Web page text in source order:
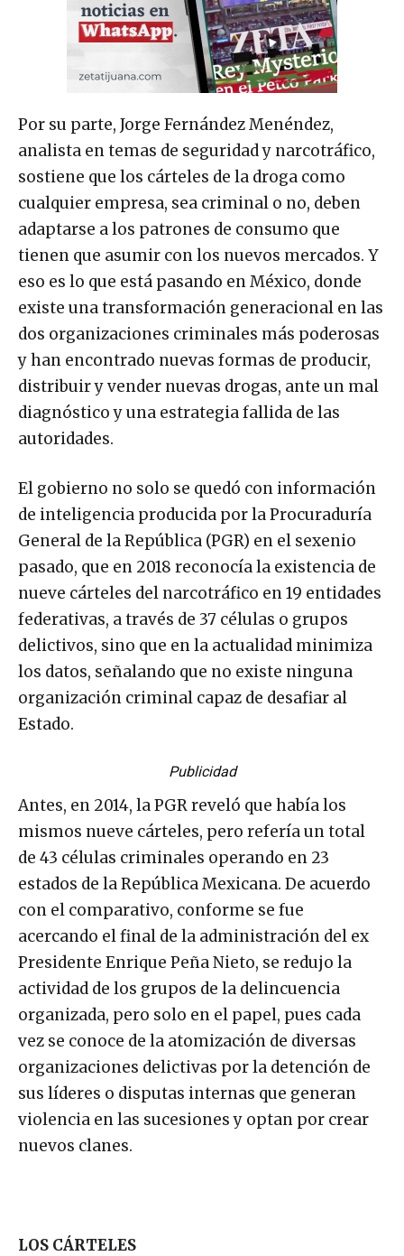
Por su parte, Jorge Fernández Menéndez,
analista en temas de seguridad y narcotráfico,
sostiene que los cárteles de la droga como
cualquier empresa, sea criminal o no, deben
adaptarse a los patrones de consumo que
tienen que asumir con los nuevos mercados. Y
eso es lo que está pasando en México, donde
existe una transformación generacional en las
dos organizaciones criminales más poderosas
y han encontrado nuevas formas de producir,
distribuir y vender nuevas drogas, ante un mal
diagnóstico y una estrategia fallida de las
autoridades.
El gobierno no solo se quedó con información
de inteligencia producida por la Procuraduría
General de la República (PGR) en el sexenio
pasado, que en 2018 reconocía la existencia de
nueve cárteles del narcotráfico en 19 entidades
federativas, a través de 37 células o grupos
delictivos, sino que en la actualidad minimiza
los datos, señalando que no existe ninguna
organización criminal capaz de desafiar al
Estado.
Publicidad
Antes, en 2014, la PGR reveló que había los
mismos nueve cárteles, pero refería un total
de 43 células criminales operando en 23
estados de la República Mexicana. De acuerdo
con el comparativo, conforme se fue
acercando el final de la administración del ex
Presidente Enrique Peña Nieto, se redujo la
actividad de los grupos de la delincuencia
organizada, pero solo en el papel, pues cada
vez se conoce de la atomización de diversas
organizaciones delictivas por la detención de
sus líderes o disputas internas que generan
violencia en las sucesiones y optan por crear
nuevos clanes.
LOS CÁRTELES